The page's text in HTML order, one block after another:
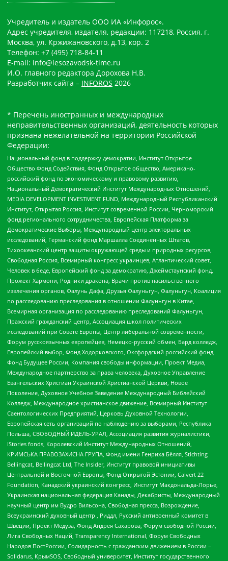
Учредитель и издатель ООО ИА «Инфорос».
Адрес учредителя, издателя, редакции: 117218, Россия, г.
Москва, ул. Кржижановского, д.13, кор. 2
Телефон: +7 (495) 718-84-11
E-mail: info@lesozavodsk-time.ru
И.О. главного редактора Дорохова Н.В.
Разработчик сайта – INFOROS 2026
* Перечень иностранных и международных
неправительственных организаций, деятельность которых
признана нежелательной на территории Российской
Федерации:
Национальный фонд в поддержку демократии, Институт Открытое
Общество Фонд Содействия, Фонд Открытое общество, Американо-
российский фонд по экономическому и правовому развитию,
Национальный Демократический Институт Международных Отношений,
MEDIA DEVELOPMENT INVESTMENT FUND, Международный Республиканский
Институт, Открытая Россия, Институт современной России, Черноморский
фонд регионального сотрудничества, Европейская Платформа за
Демократические Выборы, Международный центр электоральных
исследований, Германский фонд Маршалла Соединенных Штатов,
Тихоокеанский центр защиты окружающей среды и природных ресурсов,
Свободная Россия, Всемирный конгресс украинцев, Атлантический совет,
Человек в беде, Европейский фонд за демократию, Джеймстаунский фонд,
Прожект Хармони, Родники дракона, Врачи против насильственного
извлечения органов, Фалунь Дафа, Друзья Фалуньгун, Фалуньгун, Коалиция
по расследованию преследования в отношении Фалуньгун в Китае,
Всемирная организация по расследованию преследований Фалуньгун,
Пражский гражданский центр, Ассоциация школ политических
исследований при Совете Европы, Центр либеральной современности,
Форум русскоязычных европейцев, Немецко-русский обмен, Бард колледж,
Европейский выбор, Фонд Ходорковского, Оксфордский российский фонд,
Фонд Будущее России, Компания свободы информации, Проект Медиа,
Международное партнерство за права человека, Духовное Управление
Евангельских Христиан Украинской Христианской Церкви, Новое
Поколение, Духовное Учебное Заведение Международный Библейский
Колледж, Международное христианское движение, Всемирный Институт
Саентологических Предприятий, Церковь Духовной Технологии,
Европейская сеть организаций по наблюдению за выборами, Республика
Польша, СВОБОДНЫЙ ИДЕЛЬ-УРАЛ, Ассоциация развития журналистики,
IStories fonds, Королевский Институт Международных Отношений,
КРИМСЬКА ПРАВОЗАХИСНА ГРУПА, Фонд имени Генриха Бёлля, Stichting
Bellingcat, Bellingcat Ltd, The Insider, Институт правовой инициативы
Центральной и Восточной Европы, Фонд Открытой Эстонии, Calvert 22
Foundation, Канадский украинский конгресс, Институт Макдональда-Лорье,
Украинская национальная федерация Канады, Декабристы, Международный
научный центр им Вудро Вильсона, Свободная пресса, Возрождение,
Всеукраинский духовный центр , Риддл, Русский антивоенный комитет в
Швеции, Проект Медуза, Фонд Андрея Сахарова, Форум свободной России,
Лига Свободных Наций, Transparеncy International, Форум Свободных
Народов ПостРоссии, Солидарность с гражданским движением в России –
Solidarus, КрымSOS, Свободный университет, Институт государственного